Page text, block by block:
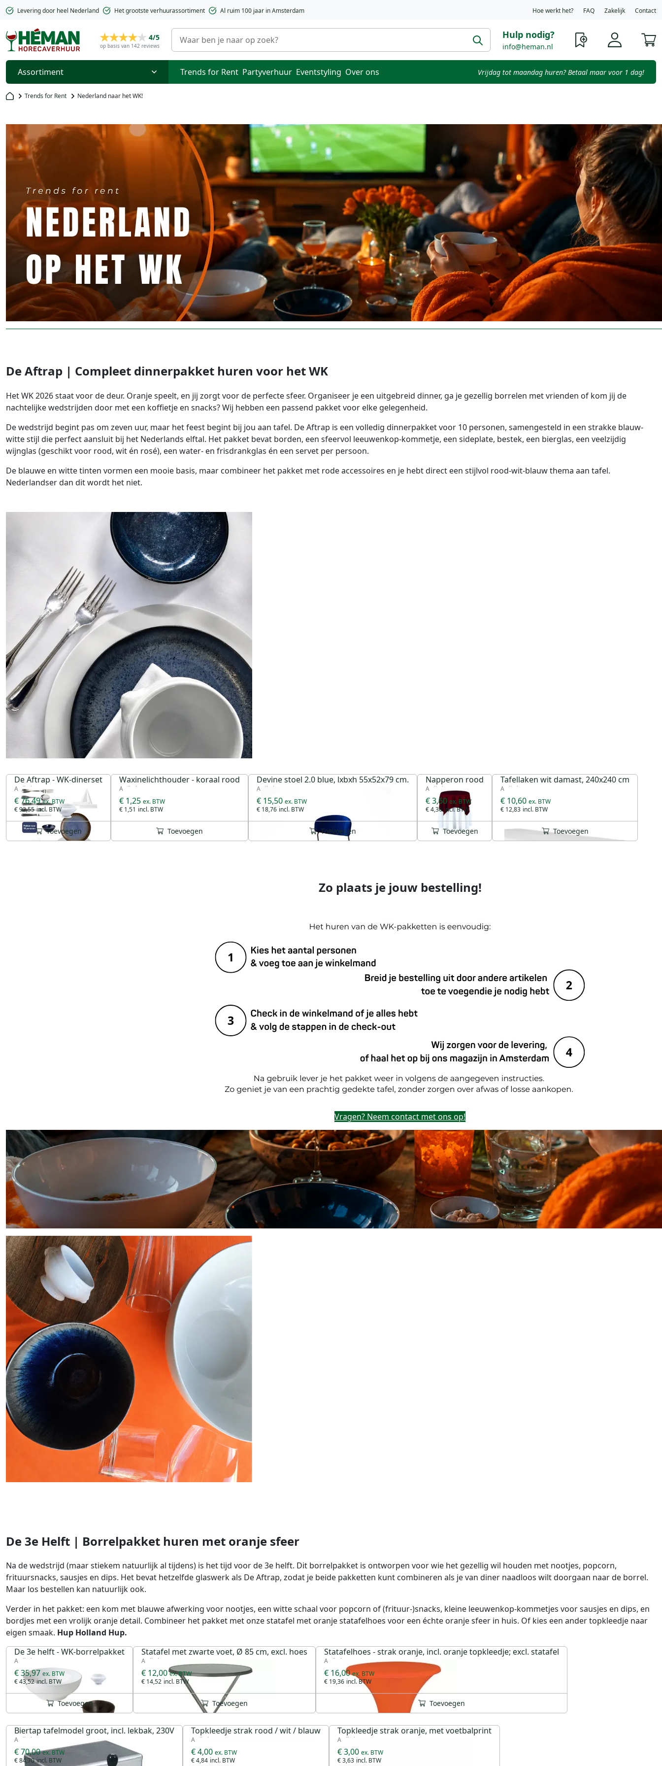
Levering door heel Nederland Het grootste verhuurassortiment Al ruim 100 jaar in Amsterdam Hoe werkt het? FAQ Zakelijk Contact
4/5
op basis van 142 reviews
Hulp nodig?
info@heman.nl
Assortiment Trends for Rent Partyverhuur Eventstyling Over ons Vrijdag tot maandag huren? Betaal maar voor 1 dag!
Trends for Rent Nederland naar het WK!
De Aftrap | Compleet dinnerpakket huren voor het WK
Het WK 2026 staat voor de deur. Oranje speelt, en jij zorgt voor de perfecte sfeer. Organiseer je een uitgebreid dinner, ga je gezellig borrelen met vrienden of kom jij de
nachtelijke wedstrijden door met een koffietje en snacks? Wij hebben een passend pakket voor elke gelegenheid.
De wedstrijd begint pas om zeven uur, maar het feest begint bij jou aan tafel. De Aftrap is een volledig dinnerpakket voor 10 personen, samengesteld in een strakke blauw-
witte stijl die perfect aansluit bij het Nederlands elftal. Het pakket bevat borden, een sfeervol leeuwenkop-kommetje, een sideplate, bestek, een bierglas, een veelzijdig
wijnglas (geschikt voor rood, wit én rosé), een water- en frisdrankglas én een servet per persoon.
De blauwe en witte tinten vormen een mooie basis, maar combineer het pakket met rode accessoires en je hebt direct een stijlvol rood-wit-blauw thema aan tafel.
Nederlandser dan dit wordt het niet.
De Aftrap - WK-dinerset
Artikel 99927
€ 92,55
€ 76,49
Toevoegen
Waxinelichthouder - koraal rood
Artikel 30160
€ 1,51
€ 1,25
Toevoegen
Devine stoel 2.0 blue, lxbxh 55x52x79 cm.
Artikel 20617
€ 18,76
€ 15,50
Toevoegen
Napperon rood
Artikel 18232
€ 4,36
€ 3,60
Toevoegen
Tafellaken wit damast, 240x240 cm
Artikel 17624
€ 12,83
€ 10,60
Toevoegen
Zo plaats je jouw bestelling!
Vragen? Neem contact met ons op!
De 3e Helft | Borrelpakket huren met oranje sfeer
Na de wedstrijd (maar stiekem natuurlijk al tijdens) is het tijd voor de 3e helft. Dit borrelpakket is ontworpen voor wie het gezellig wil houden met nootjes, popcorn,
frituursnacks, sausjes en dips. Het bevat hetzelfde glaswerk als De Aftrap, zodat je beide pakketten kunt combineren als je van diner naadloos wilt doorgaan naar de borrel.
Maar los bestellen kan natuurlijk ook.
Verder in het pakket: een kom met blauwe afwerking voor nootjes, een witte schaal voor popcorn of (frituur-)snacks, kleine leeuwenkop-kommetjes voor sausjes en dips, en
bordjes met een vrolijk oranje detail. Combineer het pakket met onze statafel met oranje statafelhoes voor een échte oranje sfeer in huis. Of kies een ander topkleedje naar
eigen smaak. Hup Holland Hup.
De 3e helft - WK-borrelpakket
Artikel 99928
€ 43,52
€ 35,97
Toevoegen
Statafel met zwarte voet, Ø 85 cm, excl. hoes
Artikel 21405
€ 14,52
€ 12,00
Toevoegen
Statafelhoes - strak oranje, incl. oranje topkleedje; excl. statafel
Artikel 18612
€ 19,36
€ 16,00
Toevoegen
Biertap tafelmodel groot, incl. lekbak, 230V
Artikel 47000
€ 84,70
€ 70,00
Topkleedje strak rood / wit / blauw
Artikel 18668
€ 4,84
€ 4,00
Topkleedje strak oranje, met voetbalprint
Artikel 18667
€ 3,63
€ 3,00